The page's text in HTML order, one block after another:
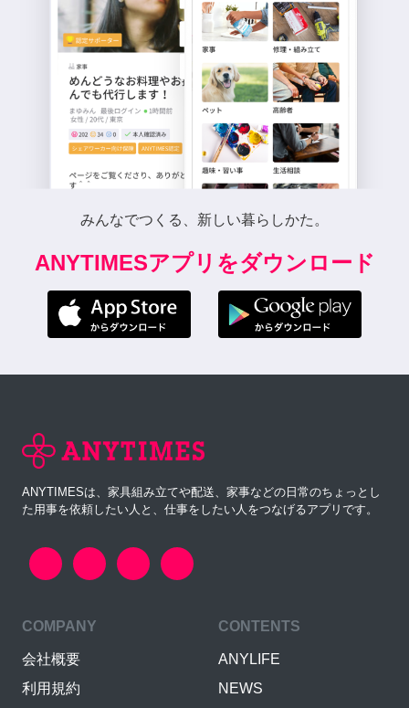
みんなでつくる、新しい暮らしかた。
ANYTIMESアプリをダウンロード
ANYTIMESは、家具組み立てや配送、家事などの日常のちょっとし
た用事を依頼したい人と、仕事をしたい人をつなげるアプリです。
COMPANY
会社概要
利用規約
CONTENTS
ANYLIFE
NEWS